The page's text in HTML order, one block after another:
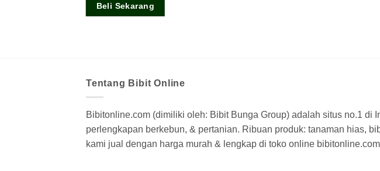
Beli Sekarang
Tentang Bibit Online
Bibitonline.com (dimiliki oleh: Bibit Bunga Group) adalah situs no.1 di
perlengkapan berkebun, & pertanian. Ribuan produk: tanaman hias,
kami jual dengan harga murah & lengkap di toko online